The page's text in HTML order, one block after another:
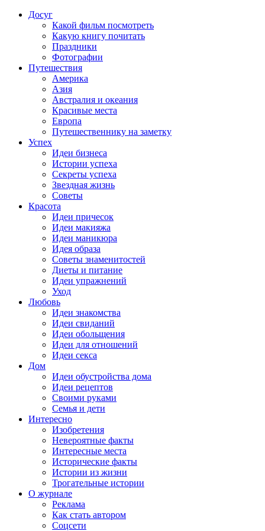
Досуг
Какой фильм посмотреть
Какую книгу почитать
Праздники
Фотографии
Путешествия
Америка
Азия
Австралия и океания
Красивые места
Европа
Путешественнику на заметку
Успех
Идеи бизнеса
Истории успеха
Секреты успеха
Звездная жизнь
Советы
Красота
Идеи причесок
Идеи макияжа
Идеи маникюра
Идея образа
Советы знаменитостей
Диеты и питание
Идеи упражнений
Уход
Любовь
Идеи знакомства
Идеи свиданий
Идеи обольщения
Идеи для отношений
Идеи секса
Дом
Идеи обустройства дома
Идеи рецептов
Своими руками
Семья и дети
Интересно
Изобретения
Невероятные факты
Интересные места
Исторические факты
Истории из жизни
Трогательные истории
О журнале
Реклама
Как стать автором
Соцсети